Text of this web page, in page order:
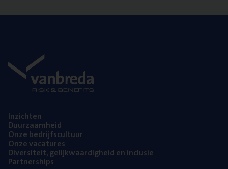
Inzich­ten
Duur­zaam­heid
Onze bedrijfs­cul­tuur
Onze vaca­tu­res
Diver­si­teit, gelijk­waar­dig­heid en inclusie
Part­ner­ships